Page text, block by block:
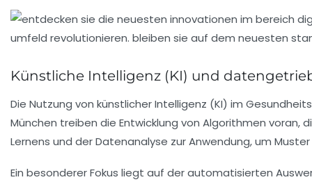
Künstliche Intelligenz (KI) und
Die Nutzung von künstlicher Intelligenz (KI) im
München treiben die Entwicklung von Algorithmen
Lernens und der Datenanalyse zur Anwendung, um
Ein besonderer Fokus liegt auf der automatisierten